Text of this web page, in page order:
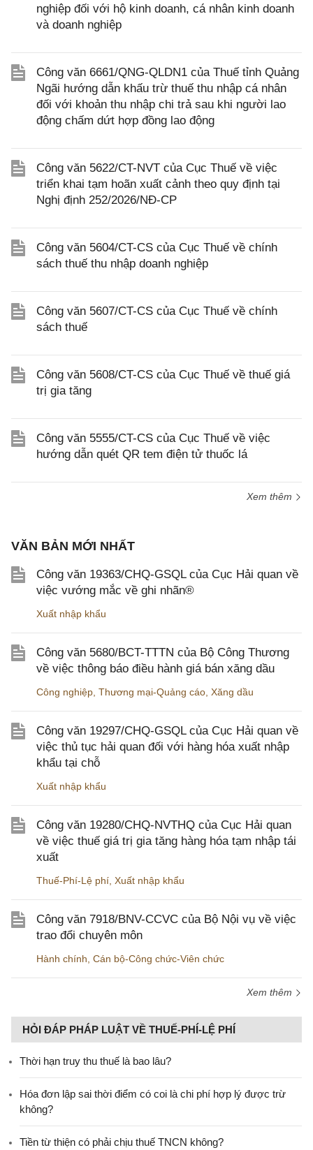
nghiệp đối với hộ kinh doanh, cá nhân kinh doanh
và doanh nghiệp
Công văn 6661/QNG-QLDN1 của Thuế tỉnh Quảng
Ngãi hướng dẫn khấu trừ thuế thu nhập cá nhân
đối với khoản thu nhập chi trả sau khi người lao
động chấm dứt hợp đồng lao động
Công văn 5622/CT-NVT của Cục Thuế về việc
triển khai tạm hoãn xuất cảnh theo quy định tại
Nghị định 252/2026/NĐ-CP
Công văn 5604/CT-CS của Cục Thuế về chính
sách thuế thu nhập doanh nghiệp
Công văn 5607/CT-CS của Cục Thuế về chính
sách thuế
Công văn 5608/CT-CS của Cục Thuế về thuế giá
trị gia tăng
Công văn 5555/CT-CS của Cục Thuế về việc
hướng dẫn quét QR tem điện tử thuốc lá
Xem thêm
VĂN BẢN MỚI NHẤT
Công văn 19363/CHQ-GSQL của Cục Hải quan về
việc vướng mắc về ghi nhãn®
Xuất nhập khẩu
Công văn 5680/BCT-TTTN của Bộ Công Thương
về việc thông báo điều hành giá bán xăng dầu
Công nghiệp Thương mại-Quảng cáo Xăng dầu
Công văn 19297/CHQ-GSQL của Cục Hải quan về
việc thủ tục hải quan đối với hàng hóa xuất nhập
khẩu tại chỗ
Xuất nhập khẩu
Công văn 19280/CHQ-NVTHQ của Cục Hải quan
về việc thuế giá trị gia tăng hàng hóa tạm nhập tái
xuất
Thuế-Phí-Lệ phí Xuất nhập khẩu
Công văn 7918/BNV-CCVC của Bộ Nội vụ về việc
trao đổi chuyên môn
Hành chính Cán bộ-Công chức-Viên chức
Xem thêm
HỎI ĐÁP PHÁP LUẬT VỀ THUẾ-PHÍ-LỆ PHÍ
Thời hạn truy thu thuế là bao lâu?
Hóa đơn lập sai thời điểm có coi là chi phí hợp lý được trừ
không?
Tiền từ thiện có phải chịu thuế TNCN không?